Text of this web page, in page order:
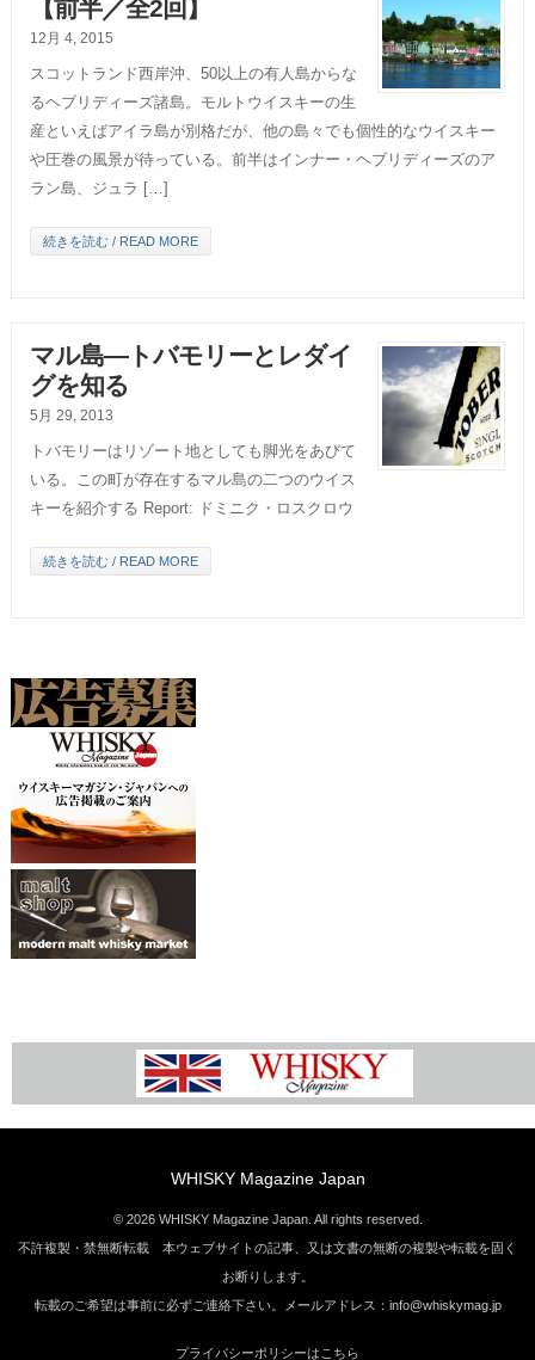
【前半／全2回】
12月 4, 2015
スコットランド西岸沖、50以上の有人島からな
るヘブリディーズ諸島。モルトウイスキーの生
産といえばアイラ島が別格だが、他の島々でも個性的なウイスキー
や圧巻の風景が待っている。前半はインナー・ヘブリディーズのア
ラン島、ジュラ […]
続きを読む / READ MORE
マル島―トバモリーとレダイ
グを知る
5月 29, 2013
トバモリーはリゾート地としても脚光をあびて
いる。この町が存在するマル島の二つのウイス
キーを紹介する Report: ドミニク・ロスクロウ
続きを読む / READ MORE
WHISKY Magazine Japan
© 2026 WHISKY Magazine Japan. All rights reserved.
不許複製・禁無断転載 本ウェブサイトの記事、又は文書の無断の複製や転載を固く
お断りします。
転載のご希望は事前に必ずご連絡下さい。メールアドレス：info@whiskymag.jp
プライバシーポリシーはこちら